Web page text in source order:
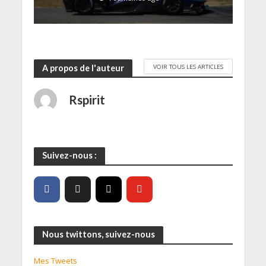
e
A propos de l'auteur VOIR TOUS LES ARTICLES
Rspirit
Suivez-nous :
Nous twittons, suivez-nous
Mes Tweets